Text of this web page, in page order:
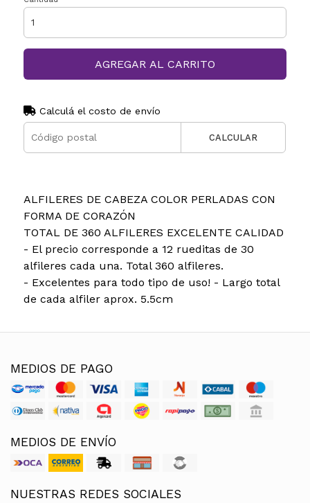
AGREGAR AL CARRITO
Calculá el costo de envío
CALCULAR
ALFILERES DE CABEZA COLOR PERLADAS CON
FORMA DE CORAZÓN
TOTAL DE 360 ALFILERES EXCELENTE CALIDAD
- El precio corresponde a 12 rueditas de 30
alfileres cada una. Total 360 alfileres.
- Excelentes para todo tipo de uso! - Largo total
de cada alfiler aprox. 5.5cm
MEDIOS DE PAGO
MEDIOS DE ENVÍO
NUESTRAS REDES SOCIALES